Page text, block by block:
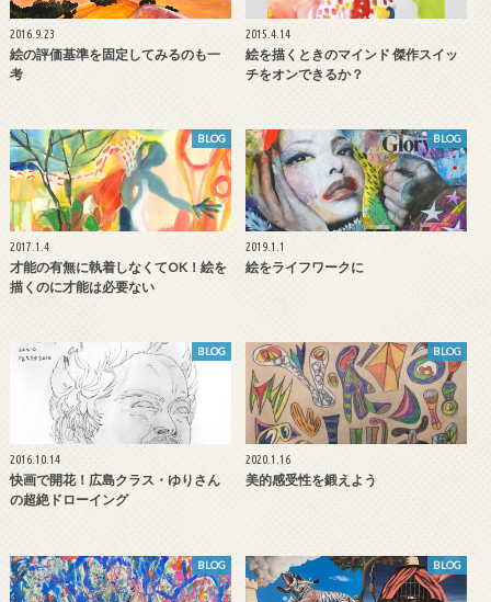
2016.9.23
絵の評価基準を固定してみるのも一
考
2015.4.14
絵を描くときのマインド 傑作スイッ
チをオンできるか？
BLOG
2017.1.4
才能の有無に執着しなくてOK！絵を
描くのに才能は必要ない
BLOG
2019.1.1
絵をライフワークに
BLOG
2016.10.14
快画で開花！広島クラス・ゆりさん
の超絶ドローイング
BLOG
2020.1.16
美的感受性を鍛えよう
BLOG BLOG